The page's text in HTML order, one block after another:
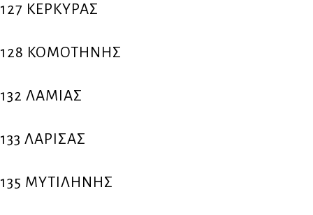
127 ΚΕΡΚΥΡΑΣ
128 ΚΟΜΟΤΗΝΗΣ
132 ΛΑΜΙΑΣ
133 ΛΑΡΙΣΑΣ
135 ΜΥΤΙΛΗΝΗΣ